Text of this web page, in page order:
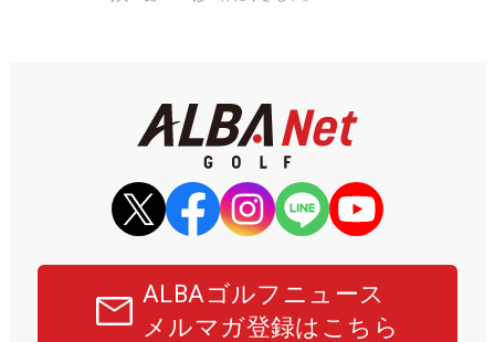
ALBAゴルフニュース
メルマガ登録はこちら